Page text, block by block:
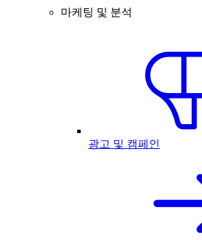
마케팅 및 분석
광고 및 캠페인